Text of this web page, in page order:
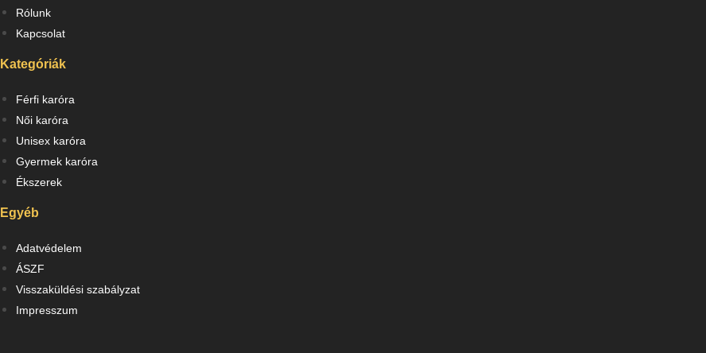
Rólunk
Kapcsolat
Kategóriák
Férfi karóra
Női karóra
Unisex karóra
Gyermek karóra
Ékszerek
Egyéb
Adatvédelem
ÁSZF
Visszaküldési szabályzat
Impresszum